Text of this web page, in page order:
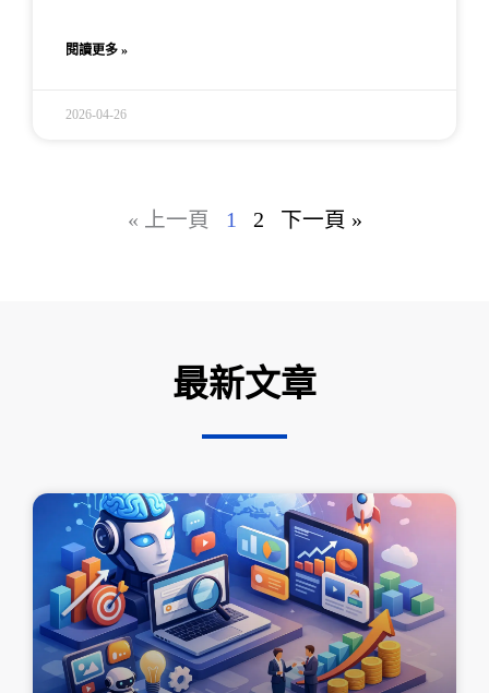
閱讀更多 »
2026-04-26
« 上一頁 1 2 下一頁 »
最新文章
頁
面
頁
面
頁
面
頁
面
頁
面